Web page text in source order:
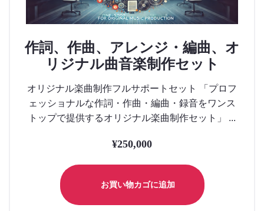
作詞、作曲、アレンジ・編曲、オ
リジナル曲音楽制作セット
オリジナル楽曲制作フルサポートセット 「プロフ
ェッショナルな作詞・作曲・編曲・録音をワンス
トップで提供するオリジナル楽曲制作セット」 ...
¥250,000
お買い物カゴに追加